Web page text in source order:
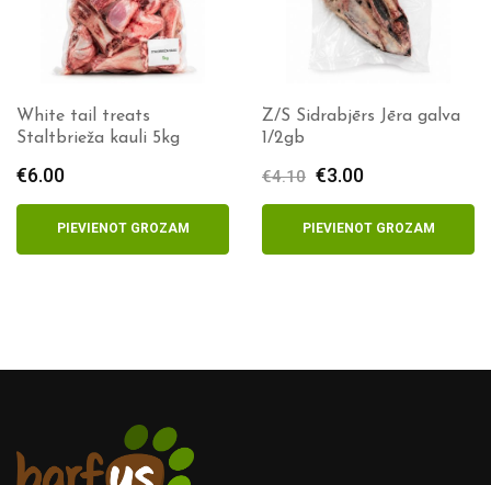
White tail treats
Staltbrieža kauli 5kg
€6.00
PIEVIENOT GROZAM
Z/S Sidrabjērs Jēra galva
1/2gb
€4.10 Original
price
was:
€4.10.
€3.00
price
is:
€3.00.
PIEVIENOT GROZAM